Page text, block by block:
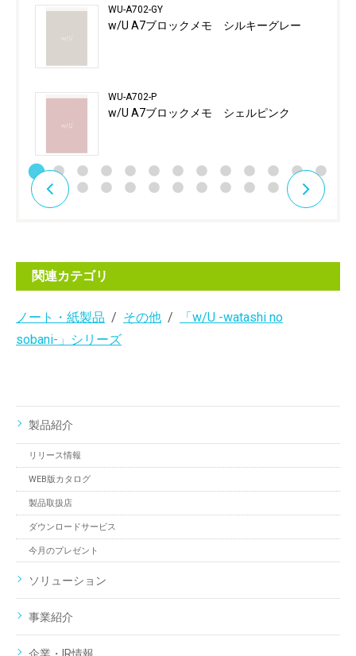
WU-A702-GY
w/U A7ブロックメモ シルキーグレー
WU-A702-P
w/U A7ブロックメモ シェルピンク
関連カテゴリ
ノート・紙製品 その他
「w/U -watashi no
sobani-」シリーズ
製品紹介
リリース情報
WEB版カタログ
製品取扱店
ダウンロードサービス
今月のプレゼント
ソリューション
事業紹介